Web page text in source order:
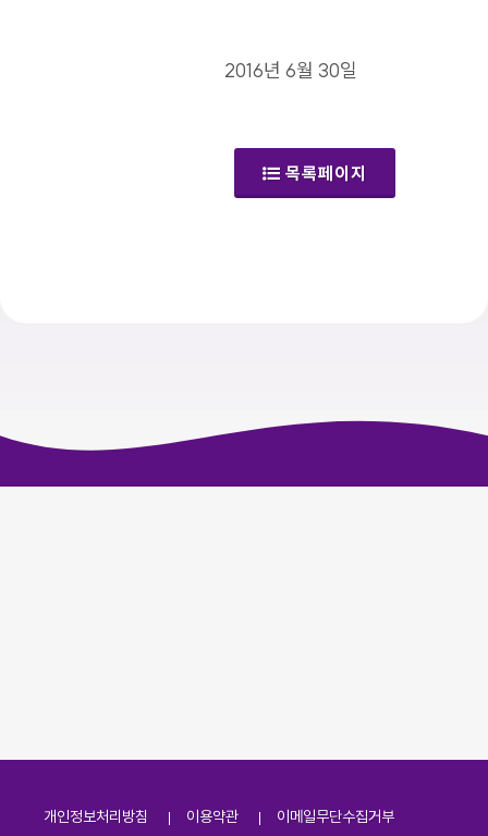
2016년 6월 30일
목록페이지
개인정보처리방침 이용약관 이메일무단수집거부